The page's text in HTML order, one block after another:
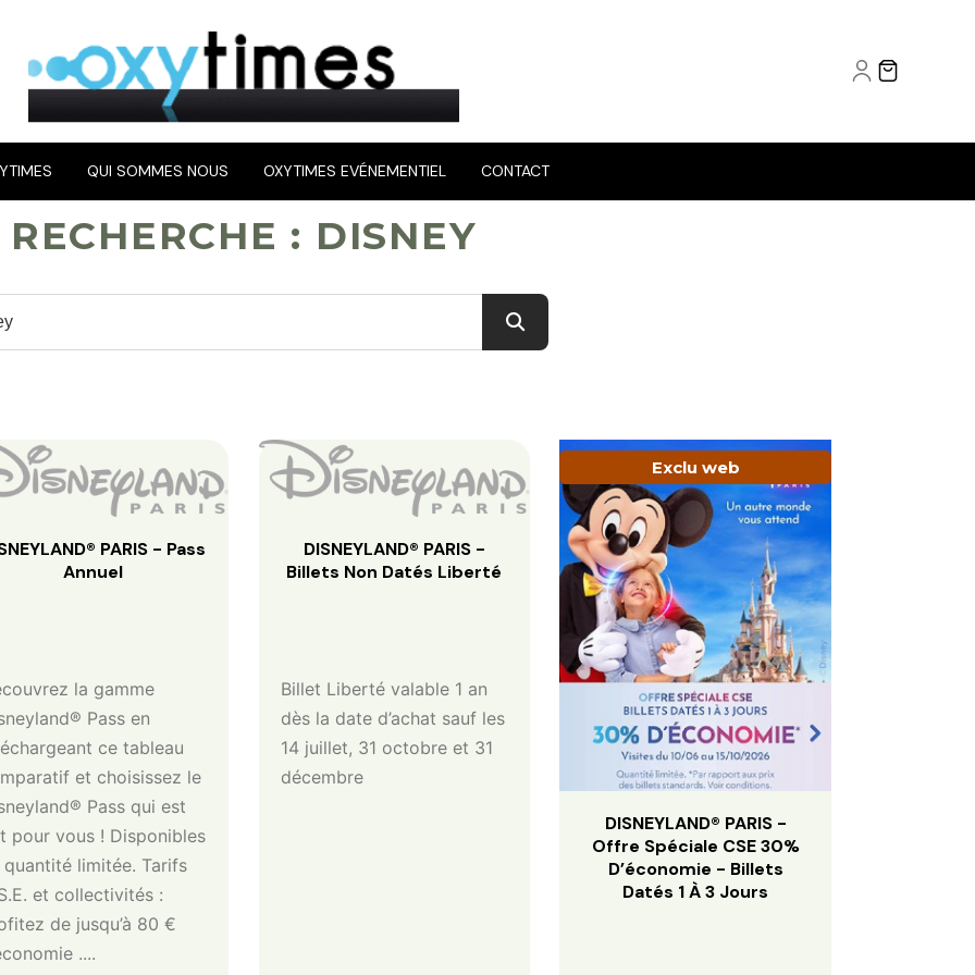
QUI SOMMES NOUS OXYTIMES EVÉNEMENTIEL CONTACT
RECHERCHE : DISNEY
PARIS - Pass
Annuel
la gamme
Pass en
ce tableau
et choisissez le
Pass qui est
pour vous ! Disponibles
quantité limitée. Tarifs
et collectivités :
de jusqu’à 80 €
....
DISNEYLAND® PARIS -
Billets Non Datés Liberté
Billet Liberté valable 1 an
dès la date d’achat sauf les
14 juillet, 31 octobre et 31
décembre
Exclu web
DISNEYLAND® PARIS -
Offre Spéciale CSE 30%
D’économie - Billets
Datés 1 À 3 Jours